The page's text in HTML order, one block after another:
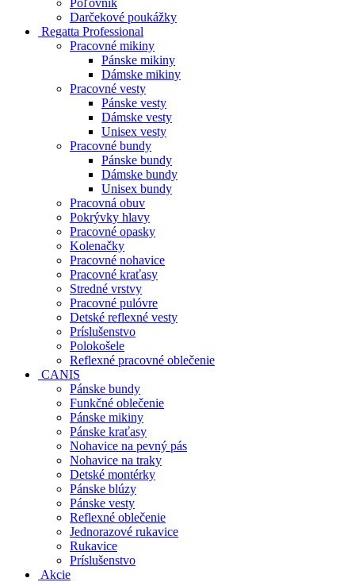
Darčekové poukážky
Regatta Professional
Pracovné mikiny
Pánske mikiny
Dámske mikiny
Pracovné vesty
Pánske vesty
Dámske vesty
Unisex vesty
Pracovné bundy
Pánske bundy
Dámske bundy
Unisex bundy
Pracovná obuv
Pokrývky hlavy
Pracovné opasky
Kolenačky
Pracovné nohavice
Pracovné kraťasy
Stredné vrstvy
Pracovné pulóvre
Detské reflexné vesty
Príslušenstvo
Polokošele
Reflexné pracovné oblečenie
CANIS
Pánske bundy
Funkčné oblečenie
Pánske mikiny
Pánske kraťasy
Nohavice na pevný pás
Nohavice na traky
Detské montérky
Pánske blúzy
Pánske vesty
Reflexné oblečenie
Jednorazové rukavice
Rukavice
Príslušenstvo
Akcie